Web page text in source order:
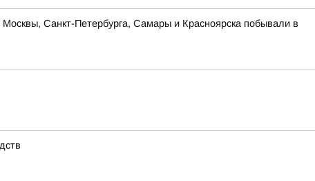
Санкт-Петербурга, Самары и Красноярска побывали в